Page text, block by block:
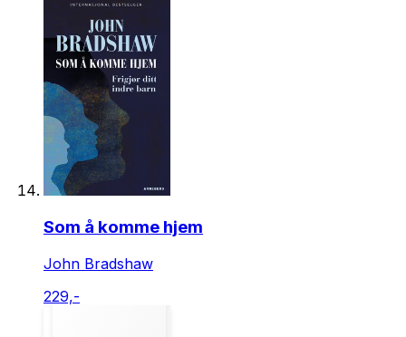
Som å komme hjem
John Bradshaw
229,-